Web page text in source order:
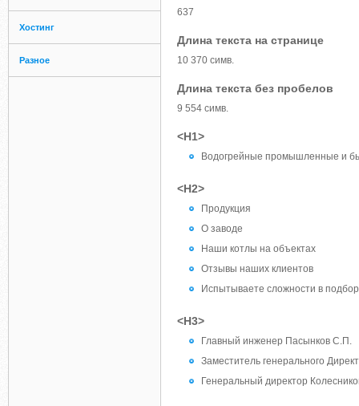
Хостинг
Разное
637
Длина текста на странице
10 370 симв.
Длина текста без пробелов
9 554 симв.
<H1>
Водогрейные промышленные и
<H2>
Продукция
О заводе
Наши котлы на объектах
Отзывы наших клиентов
Испытываете сложности в
<H3>
Главный инженер Пасынков С.П.
Заместитель генерального
Генеральный директор